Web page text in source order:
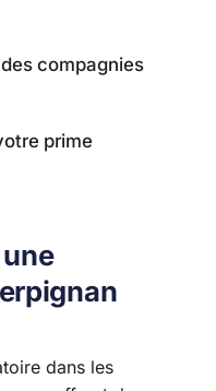
compagnies
prime
dans les